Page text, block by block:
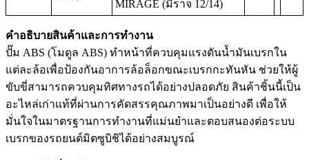
MIRAGE (มิราจ 12/14)
คำอธิบายสินค้าและการทำงาน
ปั๊ม ABS (โมดูล ABS) ทำหน้าที่ควบคุมแรงดันน้ำมันเบรกใน
แต่ละล้อเพื่อป้องกันอาการล้อล็อกขณะเบรกกะทันหัน ช่วยให้ผู้
ขับขี่สามารถควบคุมทิศทางรถได้อย่างปลอดภัย สินค้าชิ้นนี้เป็น
อะไหล่เก่าแท้ที่ผ่านการคัดสรรคุณภาพมาเป็นอย่างดี เพื่อให้
มั่นใจในมาตรฐานการทำงานที่แม่นยำและตอบสนองต่อระบบ
เบรกของรถยนต์มิตซูบิชิได้อย่างสมบูรณ์